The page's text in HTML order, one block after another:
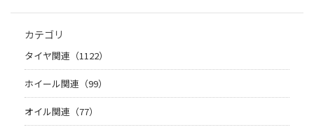
カテゴリ
タイヤ関連（1122）
ホイール関連（99）
オイル関連（77）